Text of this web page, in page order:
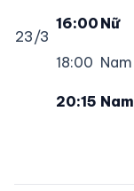
23/3
16:00 Nữ
18:00 Nam
20:15 Nam